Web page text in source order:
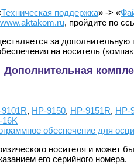
Техническая поддержка» -> «
www.aktakom.ru, пройдите по
за
на носитель
Дополнительная
, HP-9150, HP-9151R, HP-
16K
обеспечение для
носителя и может
его серийного номера.